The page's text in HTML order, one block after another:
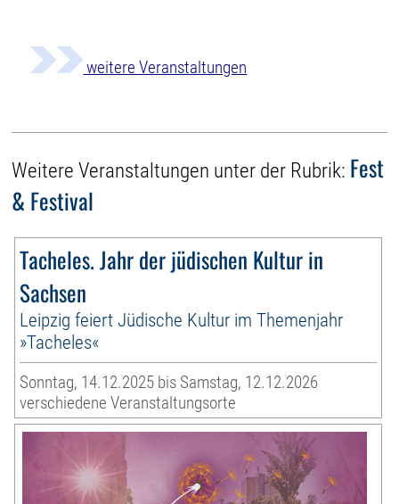
weitere Veranstaltungen
Weitere Veranstaltungen unter der Rubrik: Fest
& Festival
Tacheles. Jahr der jüdischen Kultur in
Sachsen
Leipzig feiert Jüdische Kultur im Themenjahr
»Tacheles«
Sonntag, 14.12.2025 bis Samstag, 12.12.2026
verschiedene Veranstaltungsorte